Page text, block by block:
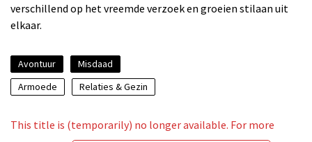
verschillend op het vreemde verzoek en groeien stilaan uit
elkaar.
Avontuur
Misdaad
Armoede
Relaties & Gezin
This title is (temporarily) no longer available. For more